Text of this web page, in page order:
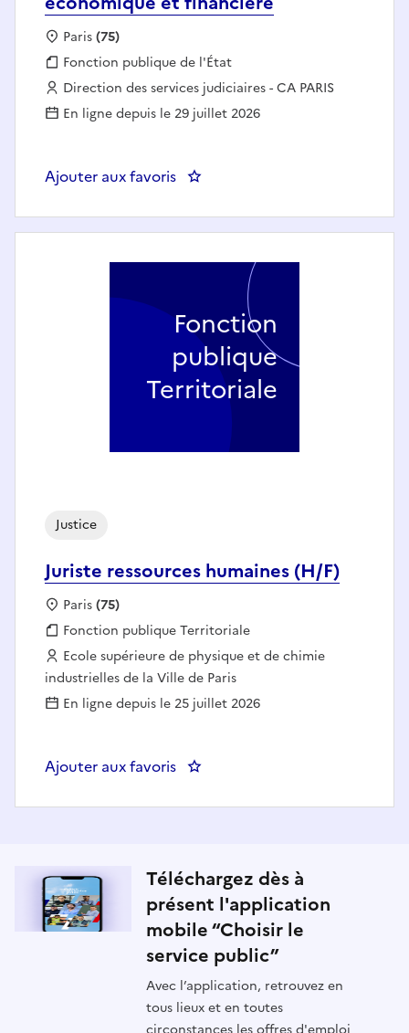
Localisation :
Paris(75)
Fonction publique :
Fonction publique de l'État
Employeur :
Direction des services judiciaires - CA PARIS
En ligne depuis le 29 juillet 2026
Ajouter aux favoris : Assistant spécialisé service
Juriste ressources humaines (H/F)
Justice
Localisation :
Paris(75)
Fonction publique :
Fonction publique Territoriale
Employeur :
Ecole supérieure de physique et de chimie
industrielles de la Ville de Paris
En ligne depuis le 25 juillet 2026
Ajouter aux favoris : Juriste ressources humaines (H/
Fonction
publique
Territoriale
Téléchargez dès à
présent l'application
mobile “Choisir le
service public”
Avec l’application, retrouvez en
tous lieux et en toutes